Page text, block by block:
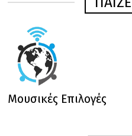
Μουσικές Επιλογές